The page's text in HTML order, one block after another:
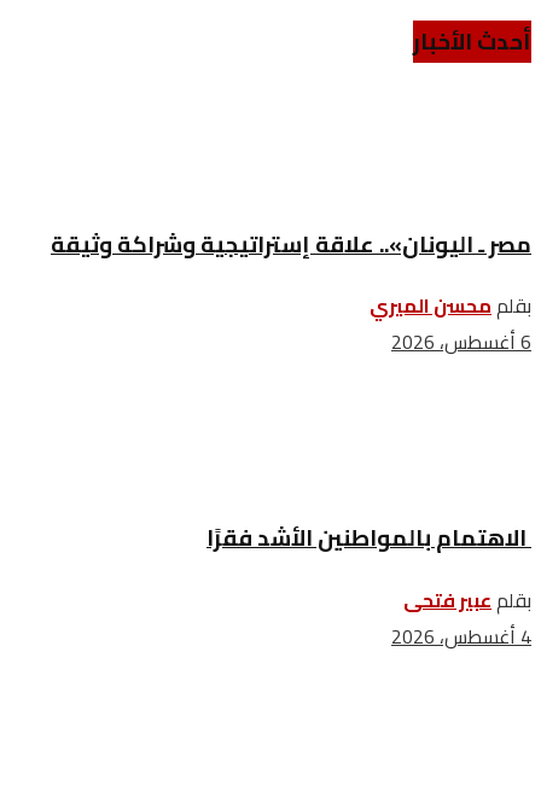
أحدث الأخبار
مصر ـ اليونان».. علاقة إستراتيجية وشراكة وثيقة
بقلممحسن الميري
6 أغسطس، 2026
الاهتمام بالمواطنين الأشد فقرًا
بقلمعبير فتحى
4 أغسطس، 2026